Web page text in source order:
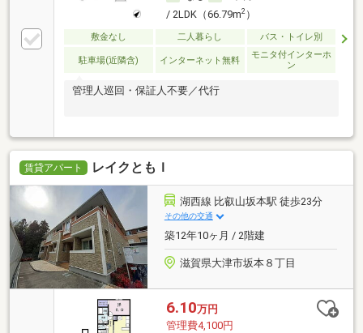
/ 2LDK（66.79m2）
敷金なし 二人暮らし バス・トイレ別
駐車場(近隣含) インターネット無料
モニタ付インターホ
ン
管理人巡回・保証人不要／代行
賃貸アパート レイクともＩ
湖西線 比叡山坂本駅 徒歩23分
その他の交通
築12年10ヶ月 / 2階建
滋賀県大津市坂本８丁目
6.10万円
管理費4,100円